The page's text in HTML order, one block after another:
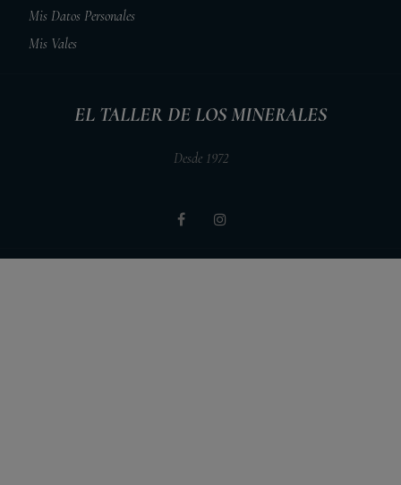
Mis Datos Personales
Mis Vales
EL TALLER DE LOS MINERALES
Desde 1972